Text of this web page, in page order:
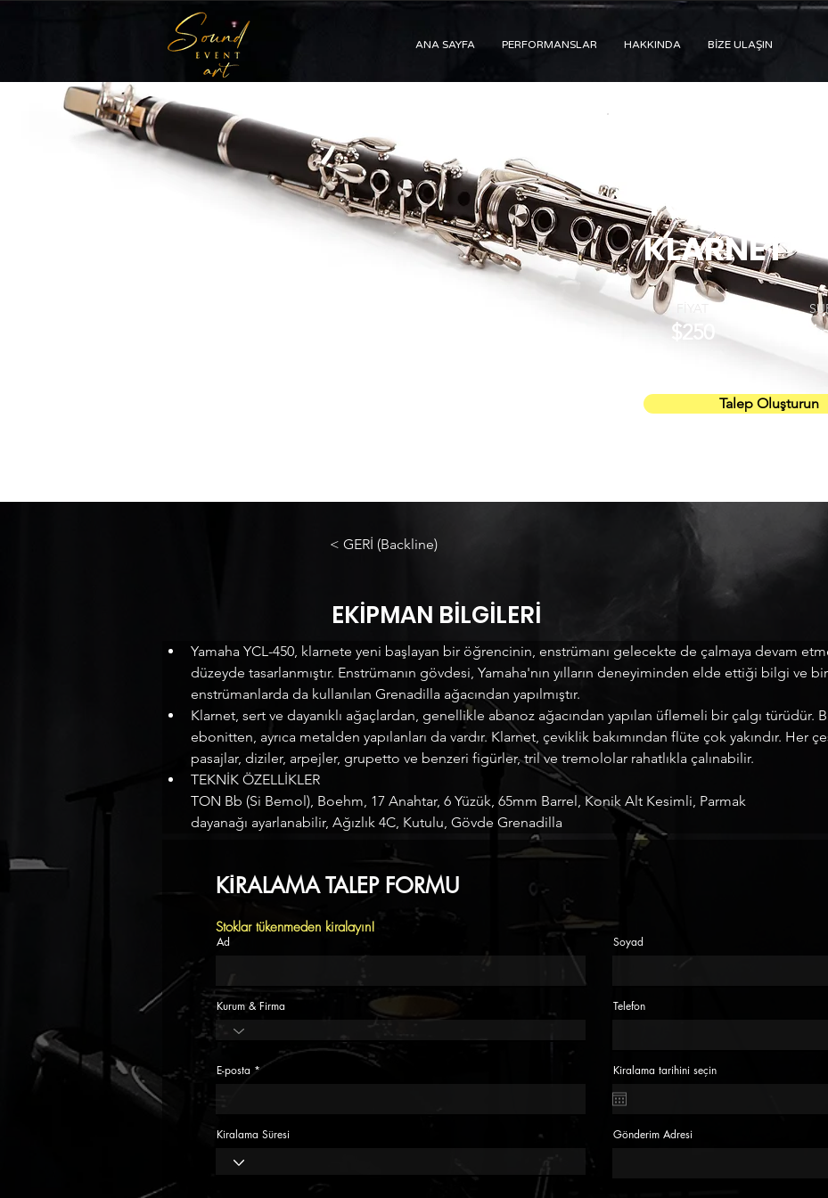
ANA SAYFA PERFORMANSLAR HAKKINDA BİZE ULAŞIN
YCL450 Bb
KLARNET
$250
Talep Oluşturun
< GERİ (Backline)
EKİPMAN BİLGİLERİ
Yamaha YCL-450, klarnete yeni başlayan bir öğrencinin, enstrümanı gelecekte de çalmaya devam
düzeyde tasarlanmıştır. Enstrümanın gövdesi, Yamaha'nın yılların deneyiminden elde ettiği bilgi ve
enstrümanlarda da kullanılan Grenadilla ağacından yapılmıştır.
Klarnet, sert ve dayanıklı ağaçlardan, genellikle abanoz ağacından yapılan üflemeli bir çalgı türüdür.
ebonitten, ayrıca metalden yapılanları da vardır. Klarnet, çeviklik bakımından flüte çok yakındır. Her
pasajlar, diziler, arpejler, grupetto ve benzeri figürler, tril ve tremololar rahatlıkla çalınabilir.
TEKNİK ÖZELLİKLER
TON Bb (Si Bemol), Boehm, 17 Anahtar, 6 Yüzük, 65mm Barrel, Konik Alt Kesimli, Parmak
dayanağı ayarlanabilir, Ağızlık 4C, Kutulu, Gövde Grenadilla
KİRALAMA TALEP FORMU
Stoklar tükenmeden kiralayın!
Ad
Kurum & Firma
E-posta
Kiralama Süresi
Soyad
Telefon
Kiralama tarihini seçin
Gönderim Adresi